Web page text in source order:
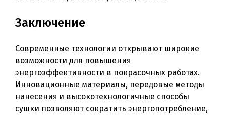
Заключение
Современные технологии открывают широкие
возможности для повышения
энергоэффективности в покрасочных работах.
Инновационные материалы, передовые методы
нанесения и высокотехнологичные способы
сушки позволяют сократить энергопотребление,